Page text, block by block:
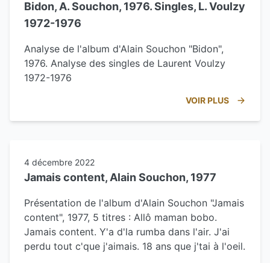
Bidon, A. Souchon, 1976. Singles, L. Voulzy
1972-1976
Analyse de l'album d'Alain Souchon "Bidon",
1976. Analyse des singles de Laurent Voulzy
1972-1976
VOIR PLUS
4 décembre 2022
Jamais content, Alain Souchon, 1977
Présentation de l'album d'Alain Souchon "Jamais
content", 1977, 5 titres : Allô maman bobo.
Jamais content. Y'a d'la rumba dans l'air. J'ai
perdu tout c'que j'aimais. 18 ans que j'tai à l'oeil.